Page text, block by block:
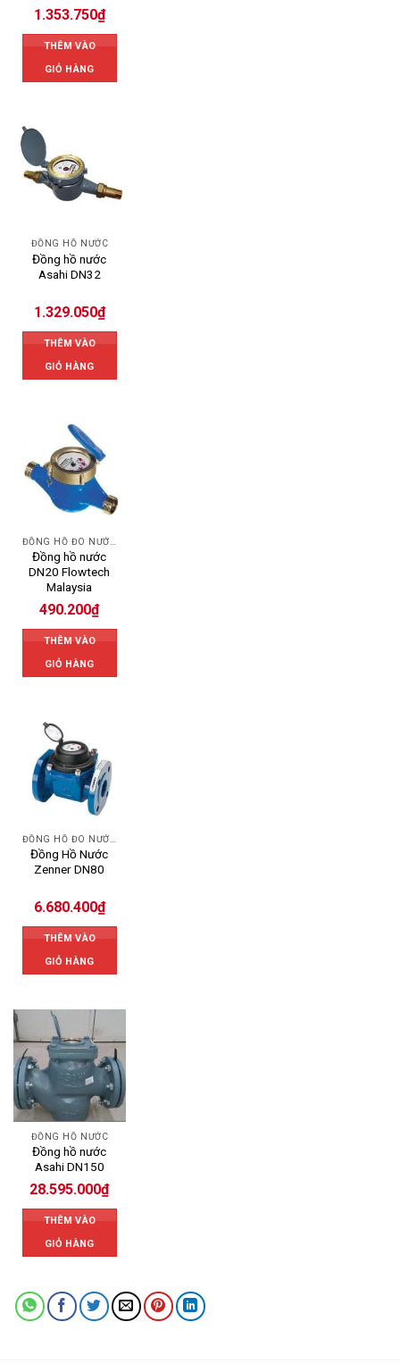
1.353.750₫
THÊM VÀO
GIỎ HÀNG
ĐỒNG HỒ NƯỚC
Đồng hồ nước
Asahi DN32
1.329.050₫
THÊM VÀO
GIỎ HÀNG
Đồng hồ nước
DN20 Flowtech
Malaysia
490.200₫
THÊM VÀO
GIỎ HÀNG
Đồng Hồ Nước
Zenner DN80
6.680.400₫
THÊM VÀO
GIỎ HÀNG
ĐỒNG HỒ NƯỚC
Đồng hồ nước
Asahi DN150
28.595.000₫
THÊM VÀO
GIỎ HÀNG